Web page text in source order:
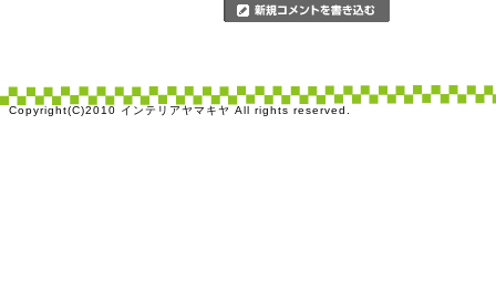
Copyright(C)2010 インテリアヤマキヤ All rights reserved.